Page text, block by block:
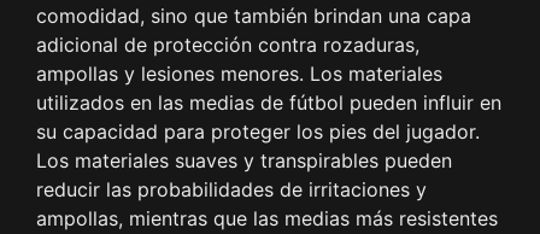
comodidad, sino que también brindan una capa
adicional de protección contra rozaduras,
ampollas y lesiones menores. Los materiales
utilizados en las medias de fútbol pueden influir en
su capacidad para proteger los pies del jugador.
Los materiales suaves y transpirables pueden
reducir las probabilidades de irritaciones y
ampollas, mientras que las medias más resistentes